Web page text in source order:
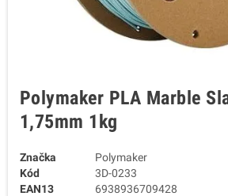
Polymaker PLA Marble
1,75mm 1kg
Značka
Polymaker
Kód
3D-0233
EAN13
6938936709428